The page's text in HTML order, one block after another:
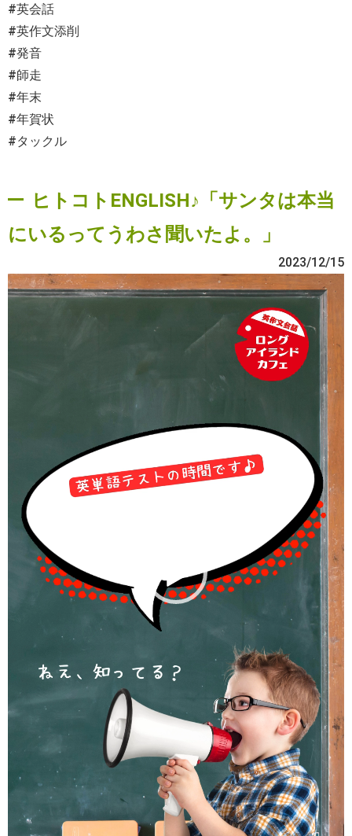
#英会話
#英作文添削
#発音
#師走
#年末
#年賀状
#タックル
ヒトコトENGLISH♪「サンタは本当
にいるってうわさ聞いたよ。」
2023/12/15
動